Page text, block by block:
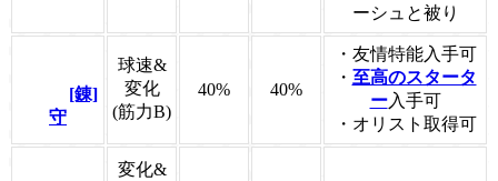
ーシュと被り
[錬]
守
球速&
変化
(筋力B)
40% 40%
・友情特能入手可
・ 至高のスタータ
ー入手可
・オリスト取得可
変化&